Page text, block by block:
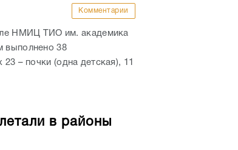
Комментарии
НМИЦ ТИО им. академика
38
– почки (одна детская), 11
в районы